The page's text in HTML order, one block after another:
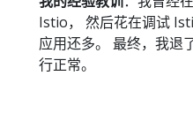
Istio， 然后花在调试
应用还多。 最终，我退
行正常。